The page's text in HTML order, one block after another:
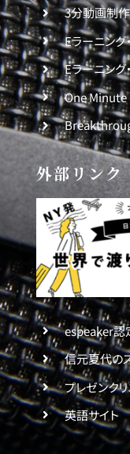
3分動画制
Eラーニング
Eラーニング
One
外部リンク
espeaker認
信元夏代の
プレゼンク
英語サイト